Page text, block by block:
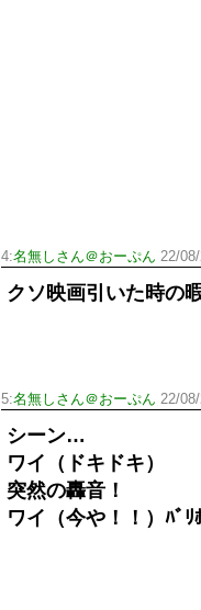
4:名無しさん＠おーぷん 22/
クソ映画引いた時の
5:名無しさん＠おーぷん 22/
シーン…
ワイ（ドキドキ）
突然の轟音！
ワイ（今や！！）ﾊﾞﾘ